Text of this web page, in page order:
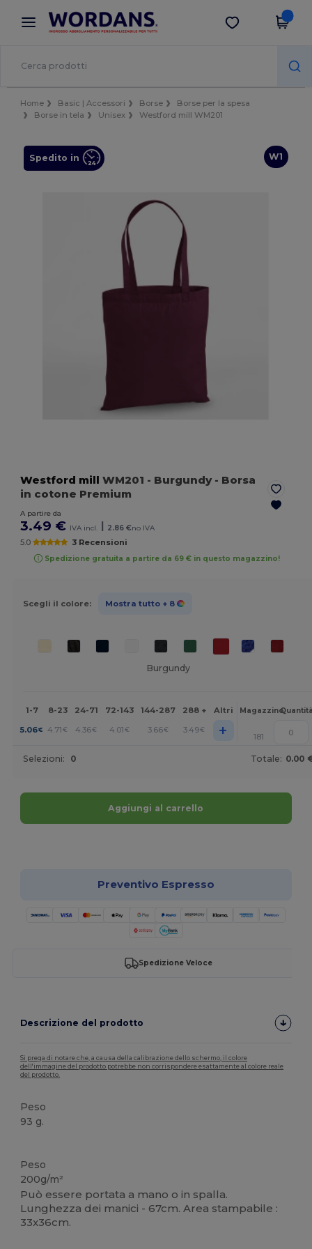
× App Wordans
Prezzi migliori sull'app!
Scarica app
Home Basic | Accessori Borse
Borse per la spesa
Borse in tela
Unisex Westford mill WM201
W1
Spedito in
Westford mill WM201 - Burgundy- Borsa
in cotone Premium
A partire da
3.49 € IVA incl. | 2.86 €no IVA
5.0 3 Recensioni
Spedizione gratuita a partire da 69 € in questo magazzino!
Scegli il colore: Mostra tutto + 8
Burgundy
1-7 8-23 24-71 72-143 144-287 288 + Altri Magazzino
5.06€ 4.71 € 4.36€ 4.01€ 3.66€ 3.49€ + 181
Selezioni: 0 Totale: 0.00
Aggiungi al carrello
Preventivo Espresso
Spedizione Veloce
Descrizione del prodotto
Si prega di notare che, a causa della calibrazione dello schermo, il colore
dell'immagine del prodotto potrebbe non corrispondere esattamente al colore reale
del prodotto.
Peso
93 g.
Peso
200g/m²
Può essere portata a mano o in spalla.
Lunghezza dei manici - 67cm. Area stampabile :
33x36cm.